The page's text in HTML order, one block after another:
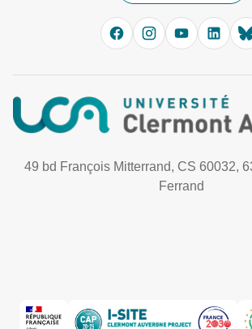
49 bd François Mitterrand, CS 60032,
Ferrand